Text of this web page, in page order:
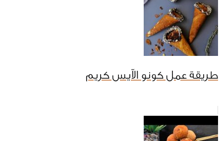
طريقة عمل كونو الآيس كريم